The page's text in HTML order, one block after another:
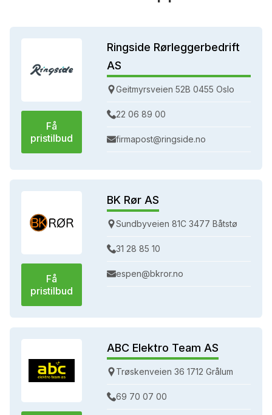
Få
pristilbud
Ringside Rørleggerbedrift
AS
Geitmyrsveien 52B 0455 Oslo
22 06 89 00
firmapost@ringside.no
Få
pristilbud
BK Rør AS
Sundbyveien 81C 3477 Båtstø
31 28 85 10
espen@bkror.no
ABC Elektro Team AS
Trøskenveien 36 1712 Grålum
69 70 07 00